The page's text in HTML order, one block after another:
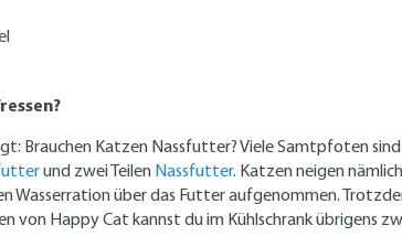
Brauchen Katzen Nassfutter? Viele Samtpfoten
und zwei Teilen Nassfutter. Katzen neigen
Wasserration über das Futter aufgenommen.
Happy Cat kannst du im Kühlschrank übrigens